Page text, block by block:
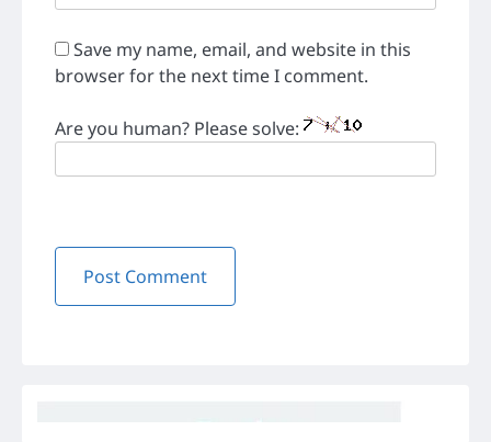
Save my name, email, and website in this
browser for the next time I comment.
Are you human? Please solve: